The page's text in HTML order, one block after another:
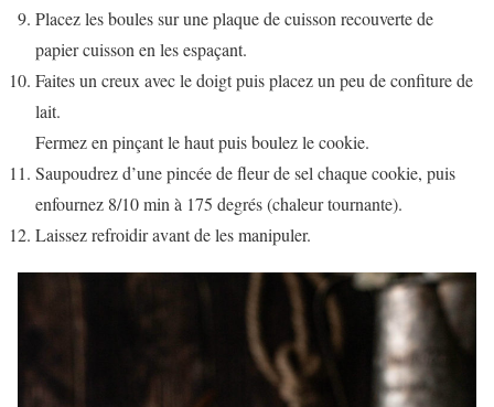
Placez les boules sur une plaque de cuisson recouverte de
papier cuisson en les espaçant.
Faites un creux avec le doigt puis placez un peu de confiture de
lait.
Fermez en pinçant le haut puis boulez le cookie.
Saupoudrez d’une pincée de fleur de sel chaque cookie, puis
enfournez 8/10 min à 175 degrés (chaleur tournante).
Laissez refroidir avant de les manipuler.